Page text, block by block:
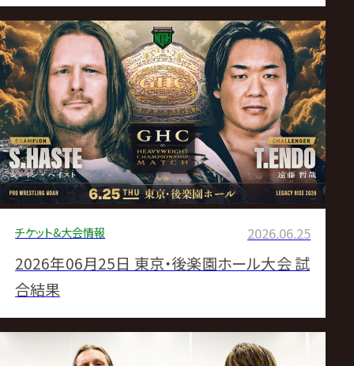
公
式
サ
イ
ト
チケット&大会情報 2026.06.25
2026年06月25日 東京・後楽園ホール大会 試
合結果